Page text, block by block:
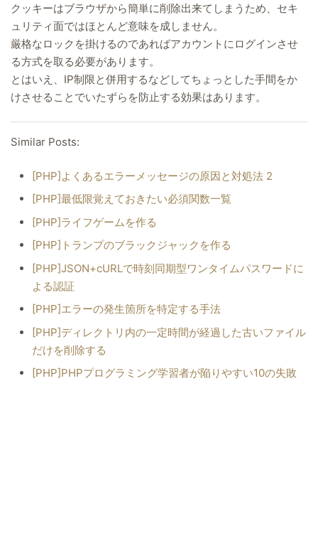
クッキーはブラウザから簡単に削除出来てしまうため、セキ
ュリティ面ではほとんど意味を成しません。
厳格なロックを掛けるのであればアカウントにログインさせ
る方式を取る必要があります。
とはいえ、IP制限と併用するなどしてちょっとした手間をか
けさせることでいたずらを防止する効果はあります。
Similar Posts:
[PHP]よくあるエラーメッセージの原因と対処法 2
[PHP]最低限覚えておきたい必須関数一覧
[PHP]ライフゲームを作る
[PHP]トランプのブラックジャックを作る
[PHP]JSON+cURLで時刻同期型ワンタイムパスワードに
よる認証
[PHP]エラーの発生箇所を特定する手法
[PHP]ディレクトリ内の一定時間が経過した古いファイル
だけを削除する
[PHP]PHPプログラミング学習者が陥りやすい10の失敗